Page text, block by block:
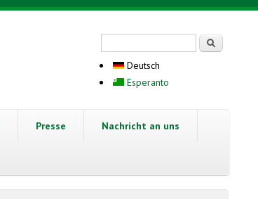
Deutsch
Esperanto
Presse Nachricht an uns